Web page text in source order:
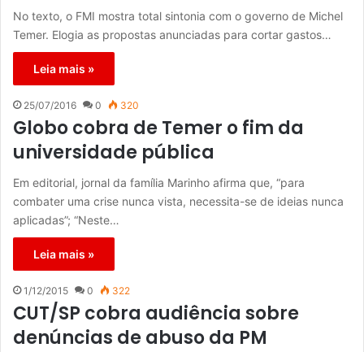
No texto, o FMI mostra total sintonia com o governo de Michel
Temer. Elogia as propostas anunciadas para cortar gastos…
Leia mais »
25/07/2016 0 320
Globo cobra de Temer o fim da
universidade pública
Em editorial, jornal da família Marinho afirma que, “para
combater uma crise nunca vista, necessita-se de ideias nunca
aplicadas”; “Neste…
Leia mais »
1/12/2015 0 322
CUT/SP cobra audiência sobre
denúncias de abuso da PM